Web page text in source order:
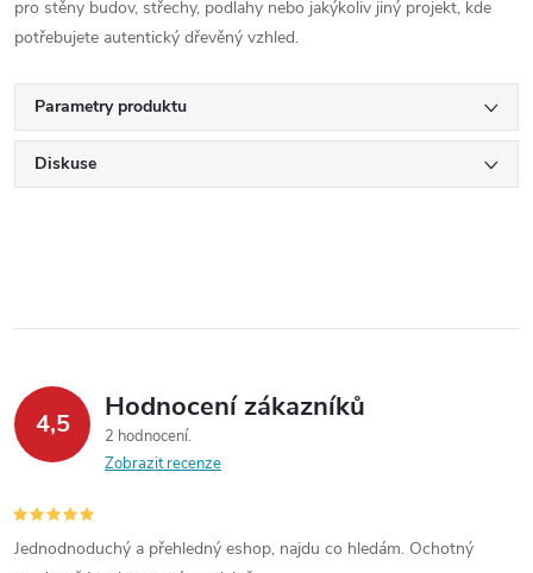
pro stěny budov, střechy, podlahy nebo jakýkoliv jiný projekt, kde
potřebujete autentický dřevěný vzhled.
Parametry produktu
Diskuse
4,5 Hodnocení zákazníků
2 hodnocení
Zobrazit recenze
Jednodnoduchý a přehledný eshop, najdu co hledám. Ochotný